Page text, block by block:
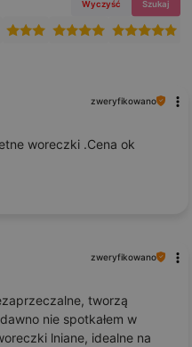
Wyczyść Szukaj
zweryfikowano
woreczki .Cena ok
zweryfikowano
tworzą
nie spotkałem w
lniane, idealne na